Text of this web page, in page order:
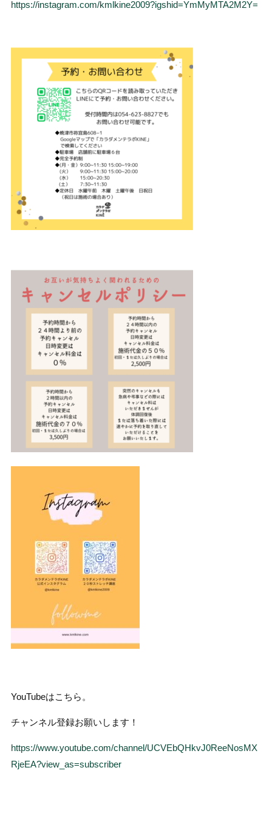
https://instagram.com/kmlkine2009?igshid=YmMyMTA2M2Y=
YouTubeはこちら。
チャンネル登録お願いします！
https://www.youtube.com/channel/UCVEbQHkvJ0ReeNosMX
RjeEA?view_as=subscriber